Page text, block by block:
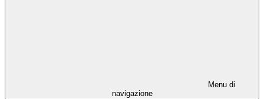
Menu di
navigazione